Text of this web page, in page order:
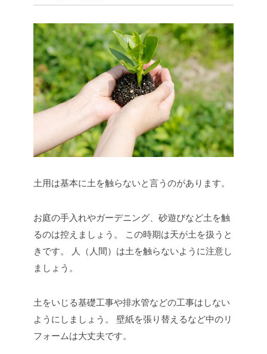
土用は基本に土を触らないと言うのがあります。
お庭の手入れやガーデニング、砂遊びなど土を触
るのは控えましょう。
この時期は天が土を扱うと
きです。
人（人間）は土を触らないように注意し
ましょう。
土をいじる基礎工事や排水管などの工事はしない
ようにしましょう。
壁紙を張り替えるなど中のリ
フォームは大丈夫です。